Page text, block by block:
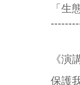
「生
《演
保護